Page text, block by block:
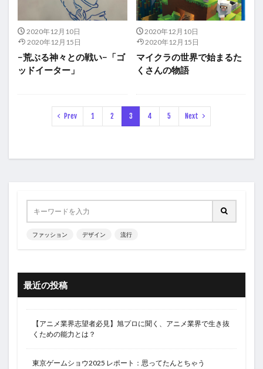
2020年12月10日
2020年12月15日
−荒ぶる神々との戦い−「ゴ
ッドイーター」
2020年12月10日
2020年12月15日
マイクラの世界で始まるた
くさんの物語
Prev 1 2 3 4 5 Next
ファッション デザイン 流行
最近の投稿
【アニメ業界志望者必見】旭プロに聞く、アニメ業界で生き抜
くための能力とは？
東京ゲームショウ2025 レポート：思ってたんとちゃう